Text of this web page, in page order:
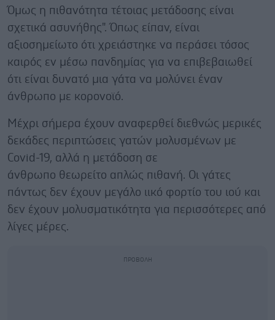
Όμως η πιθανότητα τέτοιας μετάδοσης είναι
σχετικά ασυνήθης". Όπως είπαν, είναι
αξιοσημείωτο ότι χρειάστηκε να περάσει τόσος
καιρός εν μέσω πανδημίας για να επιβεβαιωθεί
ότι είναι δυνατό μια γάτα να μολύνει έναν
άνθρωπο με κορονοϊό.
Μέχρι σήμερα έχουν αναφερθεί διεθνώς μερικές
δεκάδες περιπτώσεις γατών μολυσμένων με
Covid-19, αλλά η μετάδοση σε
άνθρωπο θεωρείτο απλώς πιθανή. Οι γάτες
πάντως δεν έχουν μεγάλο ιικό φορτίο του ιού και
δεν έχουν μολυσματικότητα για περισσότερες από
λίγες μέρες.